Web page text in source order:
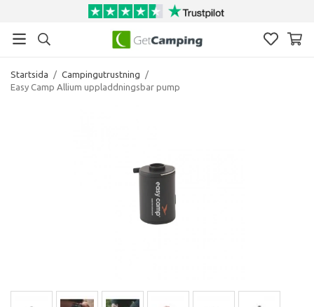
Startsida / Campingutrustning
/
Easy Camp Allium uppladdningsbar pump